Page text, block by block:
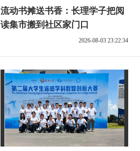
流动书摊送书香：长理学子把阅
读集市搬到社区家门口
2026-08-03 23:22:34